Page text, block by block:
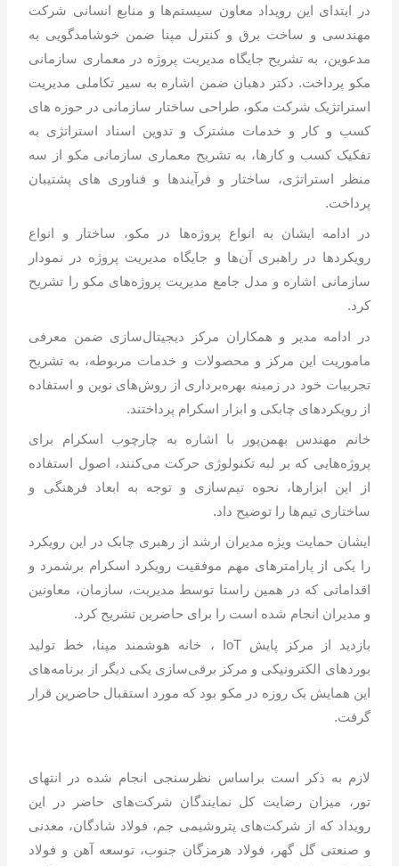
در ابتدای این رویداد معاون سیستم‌ها و منابع انسانی شرکت
مهندسی و ساخت برق و کنترل مپنا ضمن خوشامد‌گویی به
مدعوین، به تشریح جایگاه مدیریت پروژه در معماری سازمانی
مکو پرداخت. دکتر دهبان ضمن اشاره به سیر تکاملی مدیریت
استراتژیک شرکت مکو، طراحی ساختار سازمانی در حوزه های
کسب و کار و خدمات مشترک و تدوین اسناد استراتژی به
تفکیک کسب و کارها، به تشریح معماری سازمانی مکو از سه
منظر استراتژی، ساختار و فرآیندها و فناوری های پشتیبان
پرداخت.
در ادامه ایشان به انواع پروژه‌ها در مکو، ساختار و انواع
رویکردها در راهبری آن‌ها و جایگاه مدیریت پروژه در نمودار
سازمانی اشاره و مدل جامع مدیریت پروژه‌های مکو را تشریح
کرد.
در ادامه مدیر و همکاران مرکز دیجیتال‌سازی ضمن معرفی
ماموریت این مرکز و محصولات و خدمات مربوطه، به تشریح
تجربیات خود در زمینه بهره‌برداری از روش‌های نوین و استفاده
از رویکردهای چابکی و ابزار اسکرام پرداختند.
خانم مهندس بهمن‌پور با اشاره به چارچوب اسکرام برای
پروژه‌هایی که بر لبه تکنولوژی حرکت می‌کنند، اصول استفاده
از این ابزارها، نحوه تیم‌سازی و توجه به ابعاد فرهنگی و
ساختاری تیم‌ها را توضیح داد.
ایشان حمایت ویژه مدیران ارشد از رهبری چابک در این رویکرد
را یکی از پارامترهای مهم موفقیت رویکرد اسکرام برشمرد و
اقداماتی که در همین راستا توسط مدیریت، سازمان، معاونین
و مدیران انجام شده است را برای حاضرین تشریح کرد.
بازدید از مرکز پایش IoT ، خانه هوشمند مپنا، خط تولید
بوردهای الکترونیکی و مرکز برقی‌سازی یکی دیگر از برنامه‌های
این همایش یک روزه در مکو بود که مورد استقبال حاضرین قرار
گرفت.
لازم به ذکر است براساس نظرسنجی انجام شده در انتهای
تور، میزان رضایت کل نمایندگان شرکت‌های حاضر در این
رویداد که از شرکت‌های پتروشیمی جم، فولاد شادگان، معدنی
و صنعتی گل گهر، فولاد هرمزگان جنوب، توسعه آهن و فولاد